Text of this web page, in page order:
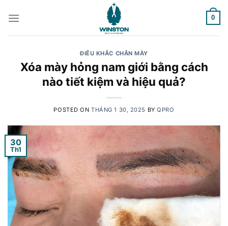
0
ĐIÊU KHẮC CHÂN MÀY
Xóa mày hỏng nam giới bằng cách
nào tiết kiệm và hiệu quả?
POSTED ONTHÁNG 1 30, 2025 BYQPRO
30
Th1